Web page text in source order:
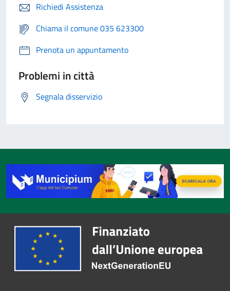
Richiedi Assistenza
Chiama il comune 035 623300
Prenota un appuntamento
Problemi in città
Segnala disservizio